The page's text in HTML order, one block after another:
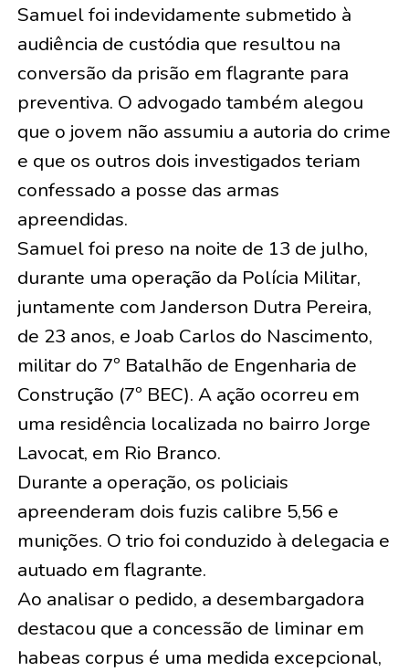
Samuel foi indevidamente submetido à
audiência de custódia que resultou na
conversão da prisão em flagrante para
preventiva. O advogado também alegou
que o jovem não assumiu a autoria do crime
e que os outros dois investigados teriam
confessado a posse das armas
apreendidas.
Samuel foi preso na noite de 13 de julho,
durante uma operação da Polícia Militar,
juntamente com Janderson Dutra Pereira,
de 23 anos, e Joab Carlos do Nascimento,
militar do 7º Batalhão de Engenharia de
Construção (7º BEC). A ação ocorreu em
uma residência localizada no bairro Jorge
Lavocat, em Rio Branco.
Durante a operação, os policiais
apreenderam dois fuzis calibre 5,56 e
munições. O trio foi conduzido à delegacia e
autuado em flagrante.
Ao analisar o pedido, a desembargadora
destacou que a concessão de liminar em
habeas corpus é uma medida excepcional,